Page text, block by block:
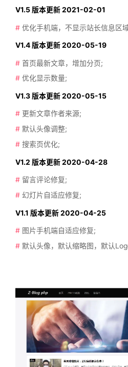
V1.5 版本更新 2021-02-01
# 优化手机端，不显示站长信息区
V1.4 版本更新 2020-05-19
# 首页最新文章，增加分页;
# 优化显示数量;
V1.3 版本更新 2020-05-15
# 更新文章作者来源;
# 默认头像调整;
# 搜索页优化;
V1.2 版本更新 2020-04-28
# 留言评论修复;
# 幻灯片自适应修复;
V1.1 版本更新 2020-04-25
# 图片手机端自适应修复;
# 默认头像，默认缩略图，默认